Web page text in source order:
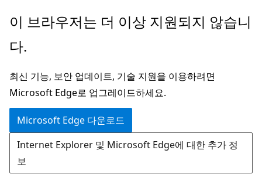
주
콘
츠
로
건
너
뛰
기
페
지
탐
색
으
로
건
너
이 브라우저는 더 이상 지원되지 않습니
다.
최신 기능, 보안 업데이트, 기술 지원을 이용하려면
Microsoft Edge로 업그레이드하세요.
Microsoft Edge 다운로드
Internet Explorer 및 Microsoft Edge에 대한 추가 정
보